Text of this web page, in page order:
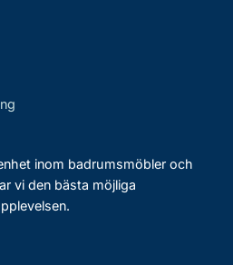
inom badrumsmöbler och
vi den bästa möjliga